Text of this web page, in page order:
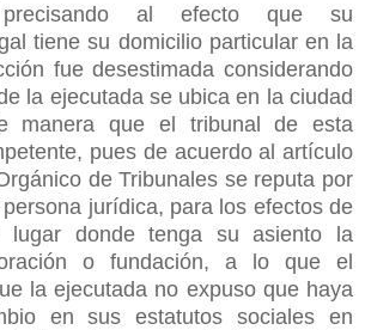
precisando al efecto que su
tiene su domicilio particular en la
fue desestimada considerando
la ejecutada se ubica en la ciudad
manera que el tribunal de esta
pues de acuerdo al artículo
de Tribunales se reputa por
jurídica, para los efectos de
lugar donde tenga su asiento la
o fundación, a lo que el
la ejecutada no expuso que haya
en sus estatutos sociales en